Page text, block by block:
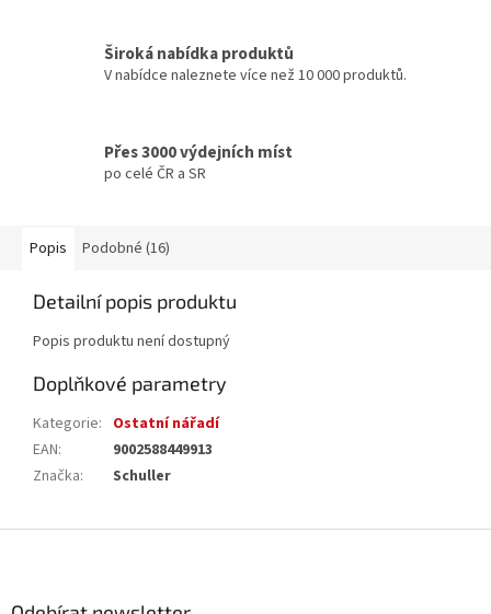
Široká nabídka produktů
V nabídce naleznete více než 10 000 produktů.
Přes 3000 výdejních míst
po celé ČR a SR
Popis Podobné (16)
Detailní popis produktu
Popis produktu není dostupný
Doplňkové parametry
Kategorie: Ostatní nářadí
EAN:
9002588449913
Značka: Schuller